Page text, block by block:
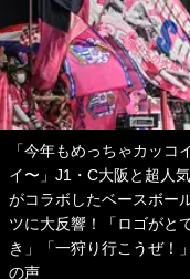
「今年もめっちゃカッコ
イ〜」J1・C大阪と超人
がコラボしたベースボー
ツに大反響！「ロゴがと
き」「一狩り行こうぜ！
の声